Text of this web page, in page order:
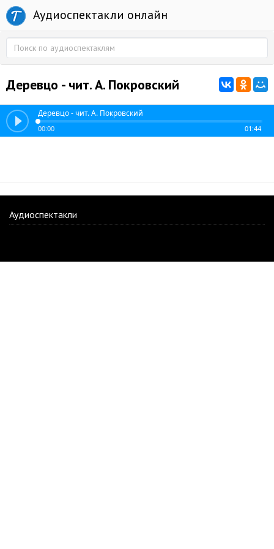
Аудиоспектакли онлайн
Деревцо - чит. А. Покровский
Деревцо - чит. А. Покровский
00:00 01:44
Аудиоспектакли